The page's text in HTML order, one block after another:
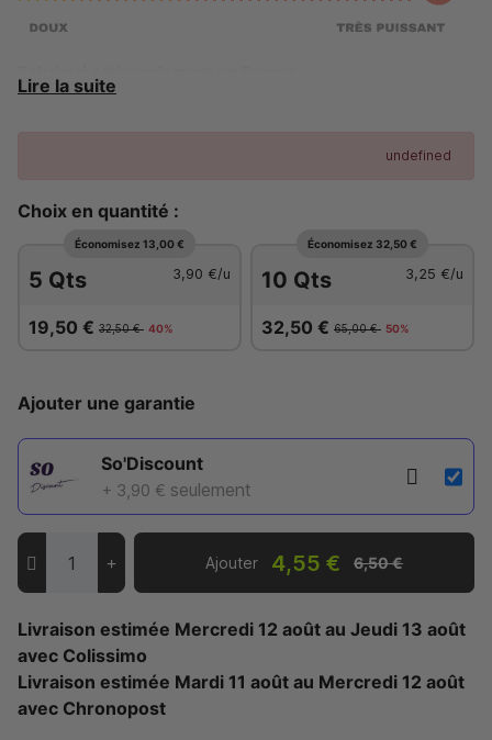
Lire la suite
undefined
Choix en quantité :
Économisez 13,00 €
5 Qts 3,90 €/u
19,50 € 32,50 € 40%
Économisez 32,50 €
10 Qts 3,25 €/u
32,50 € 65,00 € 50%
Ajouter une garantie
So'Discount
+ 3,90 € seulement
Ajouter 4,55 € 6,50 €
Livraison estimée Mercredi 12 août au Jeudi 13 août
avec Colissimo
Livraison estimée Mardi 11 août au Mercredi 12 août
avec Chronopost